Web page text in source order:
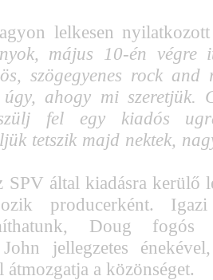
lelkesen
május 10-én
szögegyenes rock
úgy, ahogy mi szeretjük.
fel egy kiadós
tetszik majd nektek,
SPV által kiadásra kerülő
producerként. Igazi
Doug
jellegzetes
a közönséget.